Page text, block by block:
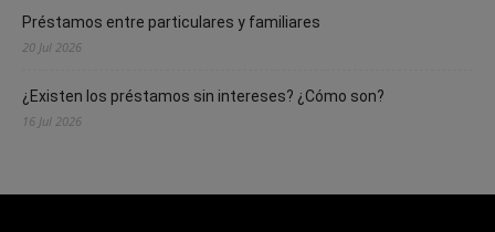
Préstamos entre particulares y familiares
20 Jul 2026
¿Existen los préstamos sin intereses? ¿Cómo son?
16 Jul 2026